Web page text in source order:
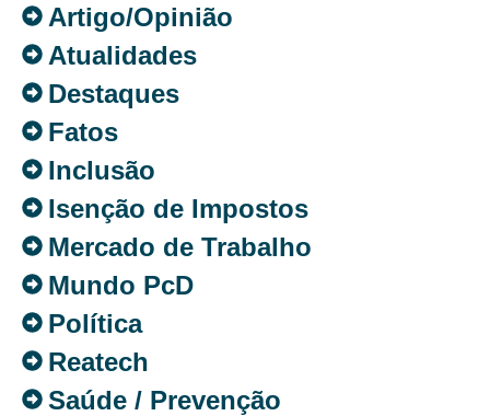
Artigo/Opinião
Atualidades
Destaques
Fatos
Inclusão
Isenção de Impostos
Mercado de Trabalho
Mundo PcD
Política
Reatech
Saúde / Prevenção